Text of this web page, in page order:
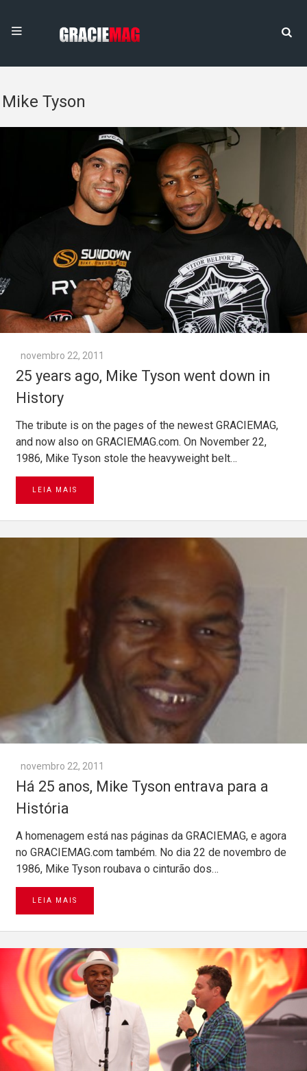
Mike Tyson
novembro 22, 2011
25 years ago, Mike Tyson went down in
History
The tribute is on the pages of the newest GRACIEMAG,
and now also on GRACIEMAG.com. On November 22,
1986, Mike Tyson stole the heavyweight belt…
LEIA MAIS
novembro 22, 2011
Há 25 anos, Mike Tyson entrava para a
História
A homenagem está nas páginas da GRACIEMAG, e agora
no GRACIEMAG.com também. No dia 22 de novembro de
1986, Mike Tyson roubava o cinturão dos…
LEIA MAIS